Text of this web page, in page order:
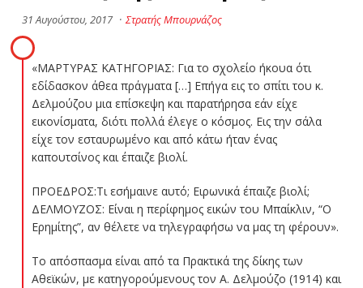
31 Αυγούστου, 2017 · Στρατής Μπουρνάζος
«ΜΑΡΤΥΡΑΣ ΚΑΤΗΓΟΡΙΑΣ: Για το σχολείο ήκουα ότι
εδίδασκον άθεα πράγματα […] Επήγα εις το σπίτι του κ.
Δελμούζου μια επίσκεψη και παρατήρησα εάν είχε
εικονίσματα, διότι πολλά έλεγε ο κόσμος. Εις την σάλα
είχε τον εσταυρωμένο και από κάτω ήταν ένας
καπουτσίνος και έπαιζε βιολί.
ΠΡΟΕΔΡΟΣ:Τι εσήμαινε αυτό; Ειρωνικά έπαιζε βιολί;
ΔΕΛΜΟΥΖΟΣ: Είναι η περίφημος εικών του Μπαίκλιν, “Ο
Ερημίτης”, αν θέλετε να τηλεγραφήσω να μας τη φέρουν».
Το απόσπασμα είναι από τα Πρακτικά της δίκης των
Αθεϊκών, με κατηγορούμενους τον Α. Δελμούζο (1914) και